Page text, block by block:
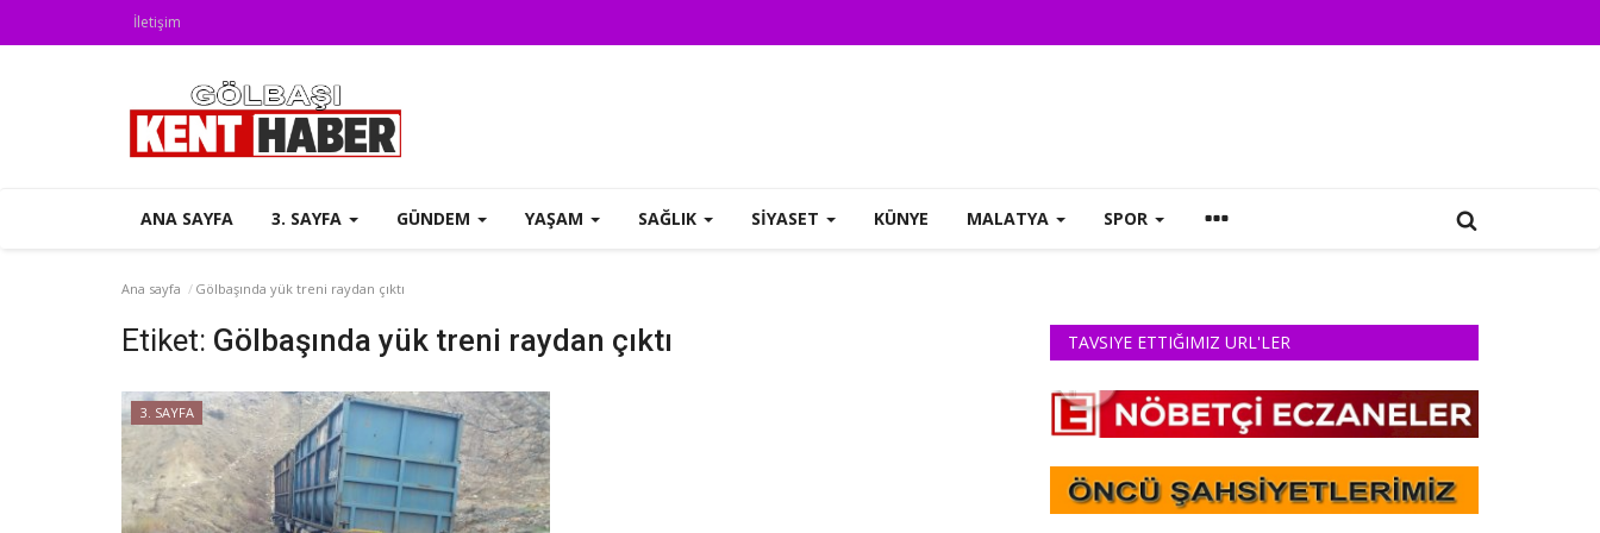
İletişim
ANA SAYFA 3. SAYFA GÜNDEM YAŞAM SAĞLIK SİYASET KÜNYE MALATYA SPOR
Ana sayfa Gölbaşında yük treni raydan çıktı
Etiket: Gölbaşında yük treni raydan çıktı
3. SAYFA
TAVSIYE ETTIĞIMIZ URL'LER